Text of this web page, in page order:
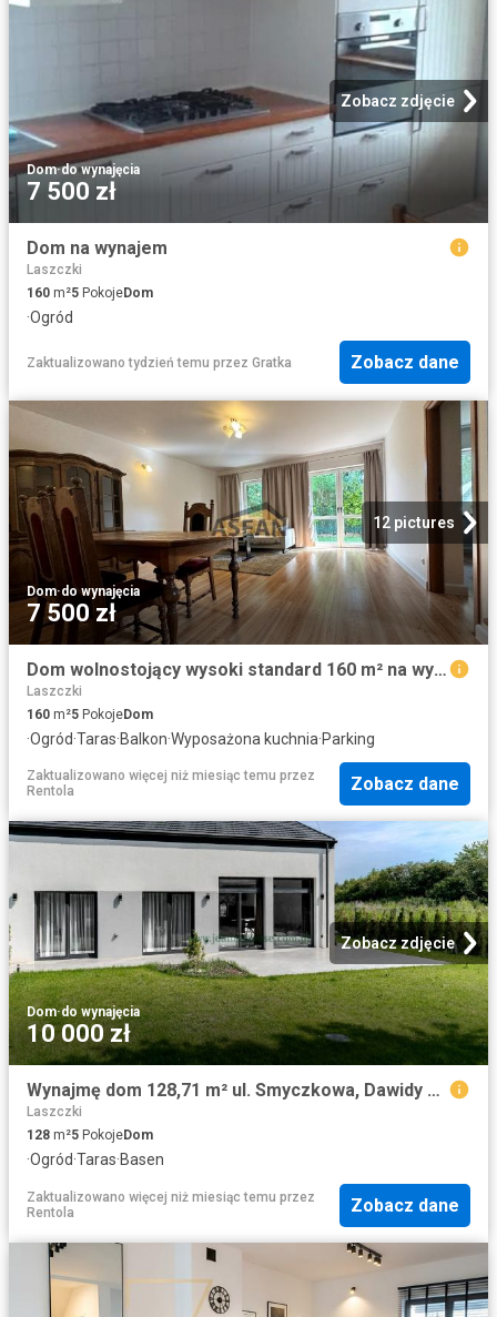
Zobacz zdjęcie
Dom·do wynajęcia
7 500 zł
Dom na wynajem
Laszczki
160 m²5 PokojeDom
·Ogród
Zaktualizowano tydzień temu przez Gratka Zobacz dane
12 pictures
Dom·do wynajęcia
7 500 zł
Dom wolnostojący wysoki standard 160 m² na wynajem Janki
Laszczki
160 m²5 PokojeDom
·Ogród·Taras·Balkon·Wyposażona kuchnia·Parking
Zaktualizowano więcej niż miesiąc temu przez
Rentola
Zobacz dane
Zobacz zdjęcie
Dom·do wynajęcia
10 000 zł
Wynajmę dom 128,71 m² ul. Smyczkowa, Dawidy Bankowe
Laszczki
128 m²5 PokojeDom
·Ogród·Taras·Basen
Zaktualizowano więcej niż miesiąc temu przez
Rentola
Zobacz dane